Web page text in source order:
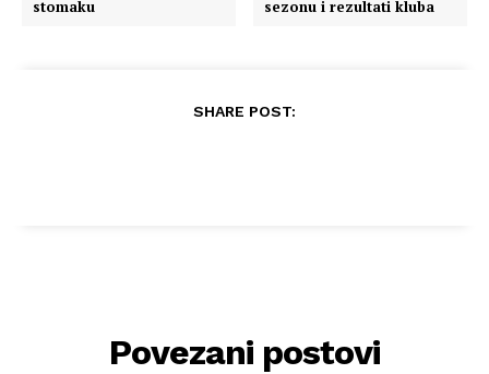
stomaku sezonu i rezultati kluba
SHARE POST:
Povezani postovi